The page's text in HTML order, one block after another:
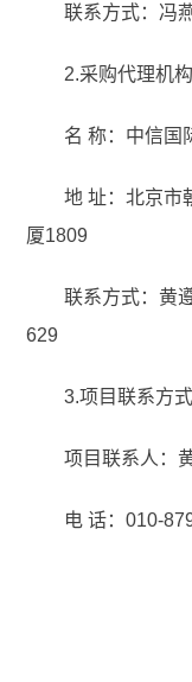
联系方式：冯
2.采购代理机
名 称：中信国
地 址：北京市
厦1809
联系方式：黄
629
3.项目联系方式
项目联系人：
电 话：010-